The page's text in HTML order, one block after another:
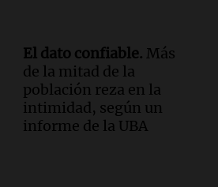
El dato confiable. Más
de la mitad de la
población reza en la
intimidad, según un
informe de la UBA